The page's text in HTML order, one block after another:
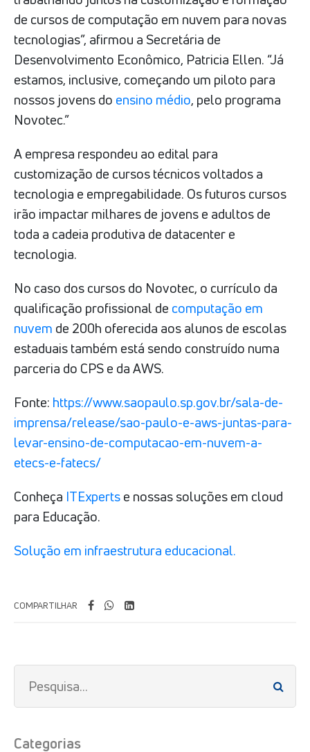
de cursos de computação em nuvem para novas
tecnologias”, afirmou a Secretária de
Desenvolvimento Econômico, Patricia Ellen. “Já
estamos, inclusive, começando um piloto para
nossos jovens do ensino médio, pelo programa
Novotec.”
A empresa respondeu ao edital para
customização de cursos técnicos voltados a
tecnologia e empregabilidade. Os futuros cursos
irão impactar milhares de jovens e adultos de
toda a cadeia produtiva de datacenter e
tecnologia.
No caso dos cursos do Novotec, o currículo da
qualificação profissional de computação em
nuvem de 200h oferecida aos alunos de escolas
estaduais também está sendo construído numa
parceria do CPS e da AWS.
Fonte: https://www.saopaulo.sp.gov.br/sala-de-
imprensa/release/sao-paulo-e-aws-juntas-para-
levar-ensino-de-computacao-em-nuvem-a-
etecs-e-fatecs/
Conheça ITExpertse nossas soluções em cloud
para Educação.
Solução em infraestrutura educacional.
COMPARTILHAR
Categorias